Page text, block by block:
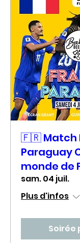
🇫🇷 Match
Paraguay
monde de
sam. 04 juil.
Plus d'infos
Soirée